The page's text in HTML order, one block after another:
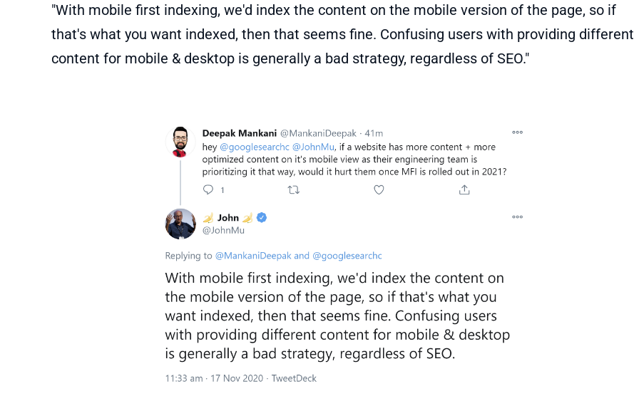
"With mobile first indexing, we'd index the content on the mobile version of the page, so if
that's what you want indexed, then that seems fine. Confusing users with providing different
content for mobile & desktop is generally a bad strategy, regardless of SEO."